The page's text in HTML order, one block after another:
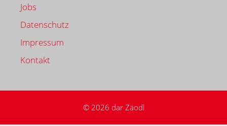
Jobs
Datenschutz
Impressum
Kontakt
© 2026 dar Zäodl